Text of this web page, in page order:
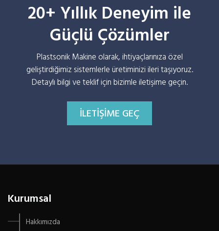
20+ Yıllık Deneyim ile
Güçlü Çözümler
Plastsonik Makine olarak, ihtiyaçlarınıza özel
geliştirdiğimiz sistemlerle üretiminizi ileri taşıyoruz.
Detaylı bilgi ve teklif için bizimle iletişime geçin.
İLETIŞIME GEÇ
Kurumsal
Hakkımızda